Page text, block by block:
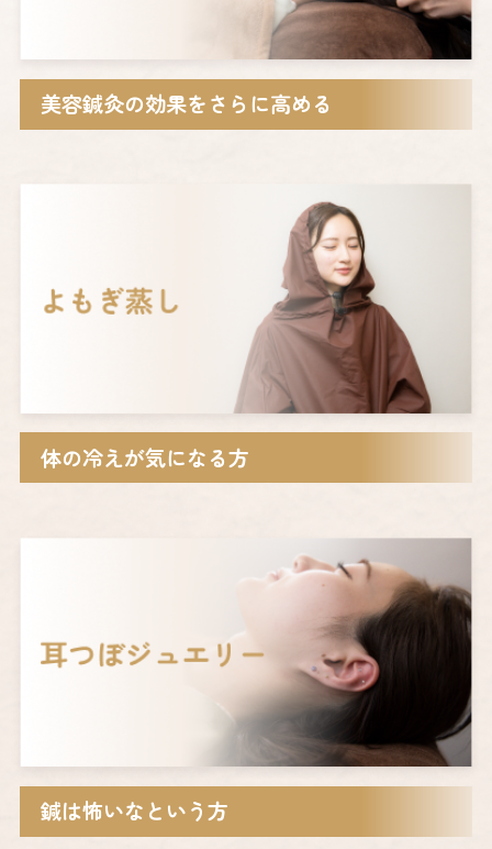
美容鍼灸の効果をさらに高める
体の冷えが気になる方
鍼は怖いなという方